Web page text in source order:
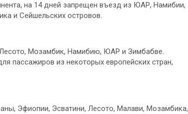
на 14 дней запрещен въезд из ЮАР, Намибии,
и Сейшельских островов.
Лесото, Мозамбик, Намибию, ЮАР и Зимбабве.
пассажиров из некоторых европейских стран,
Эфиопии, Эсватини, Лесото, Малави, Мозамбика,